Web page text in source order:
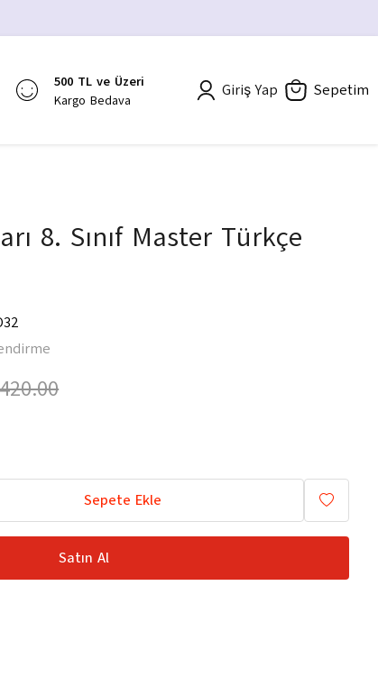
500 TL ve Üzeri
Kargo Bedava
Giriş Yap Sepetim
8. Sınıf Master Türkçe
Sepete Ekle
Satın Al